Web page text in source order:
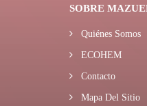
SOBRE
Quiénes Somos
ECOHEM
Contacto
Mapa Del Sitio